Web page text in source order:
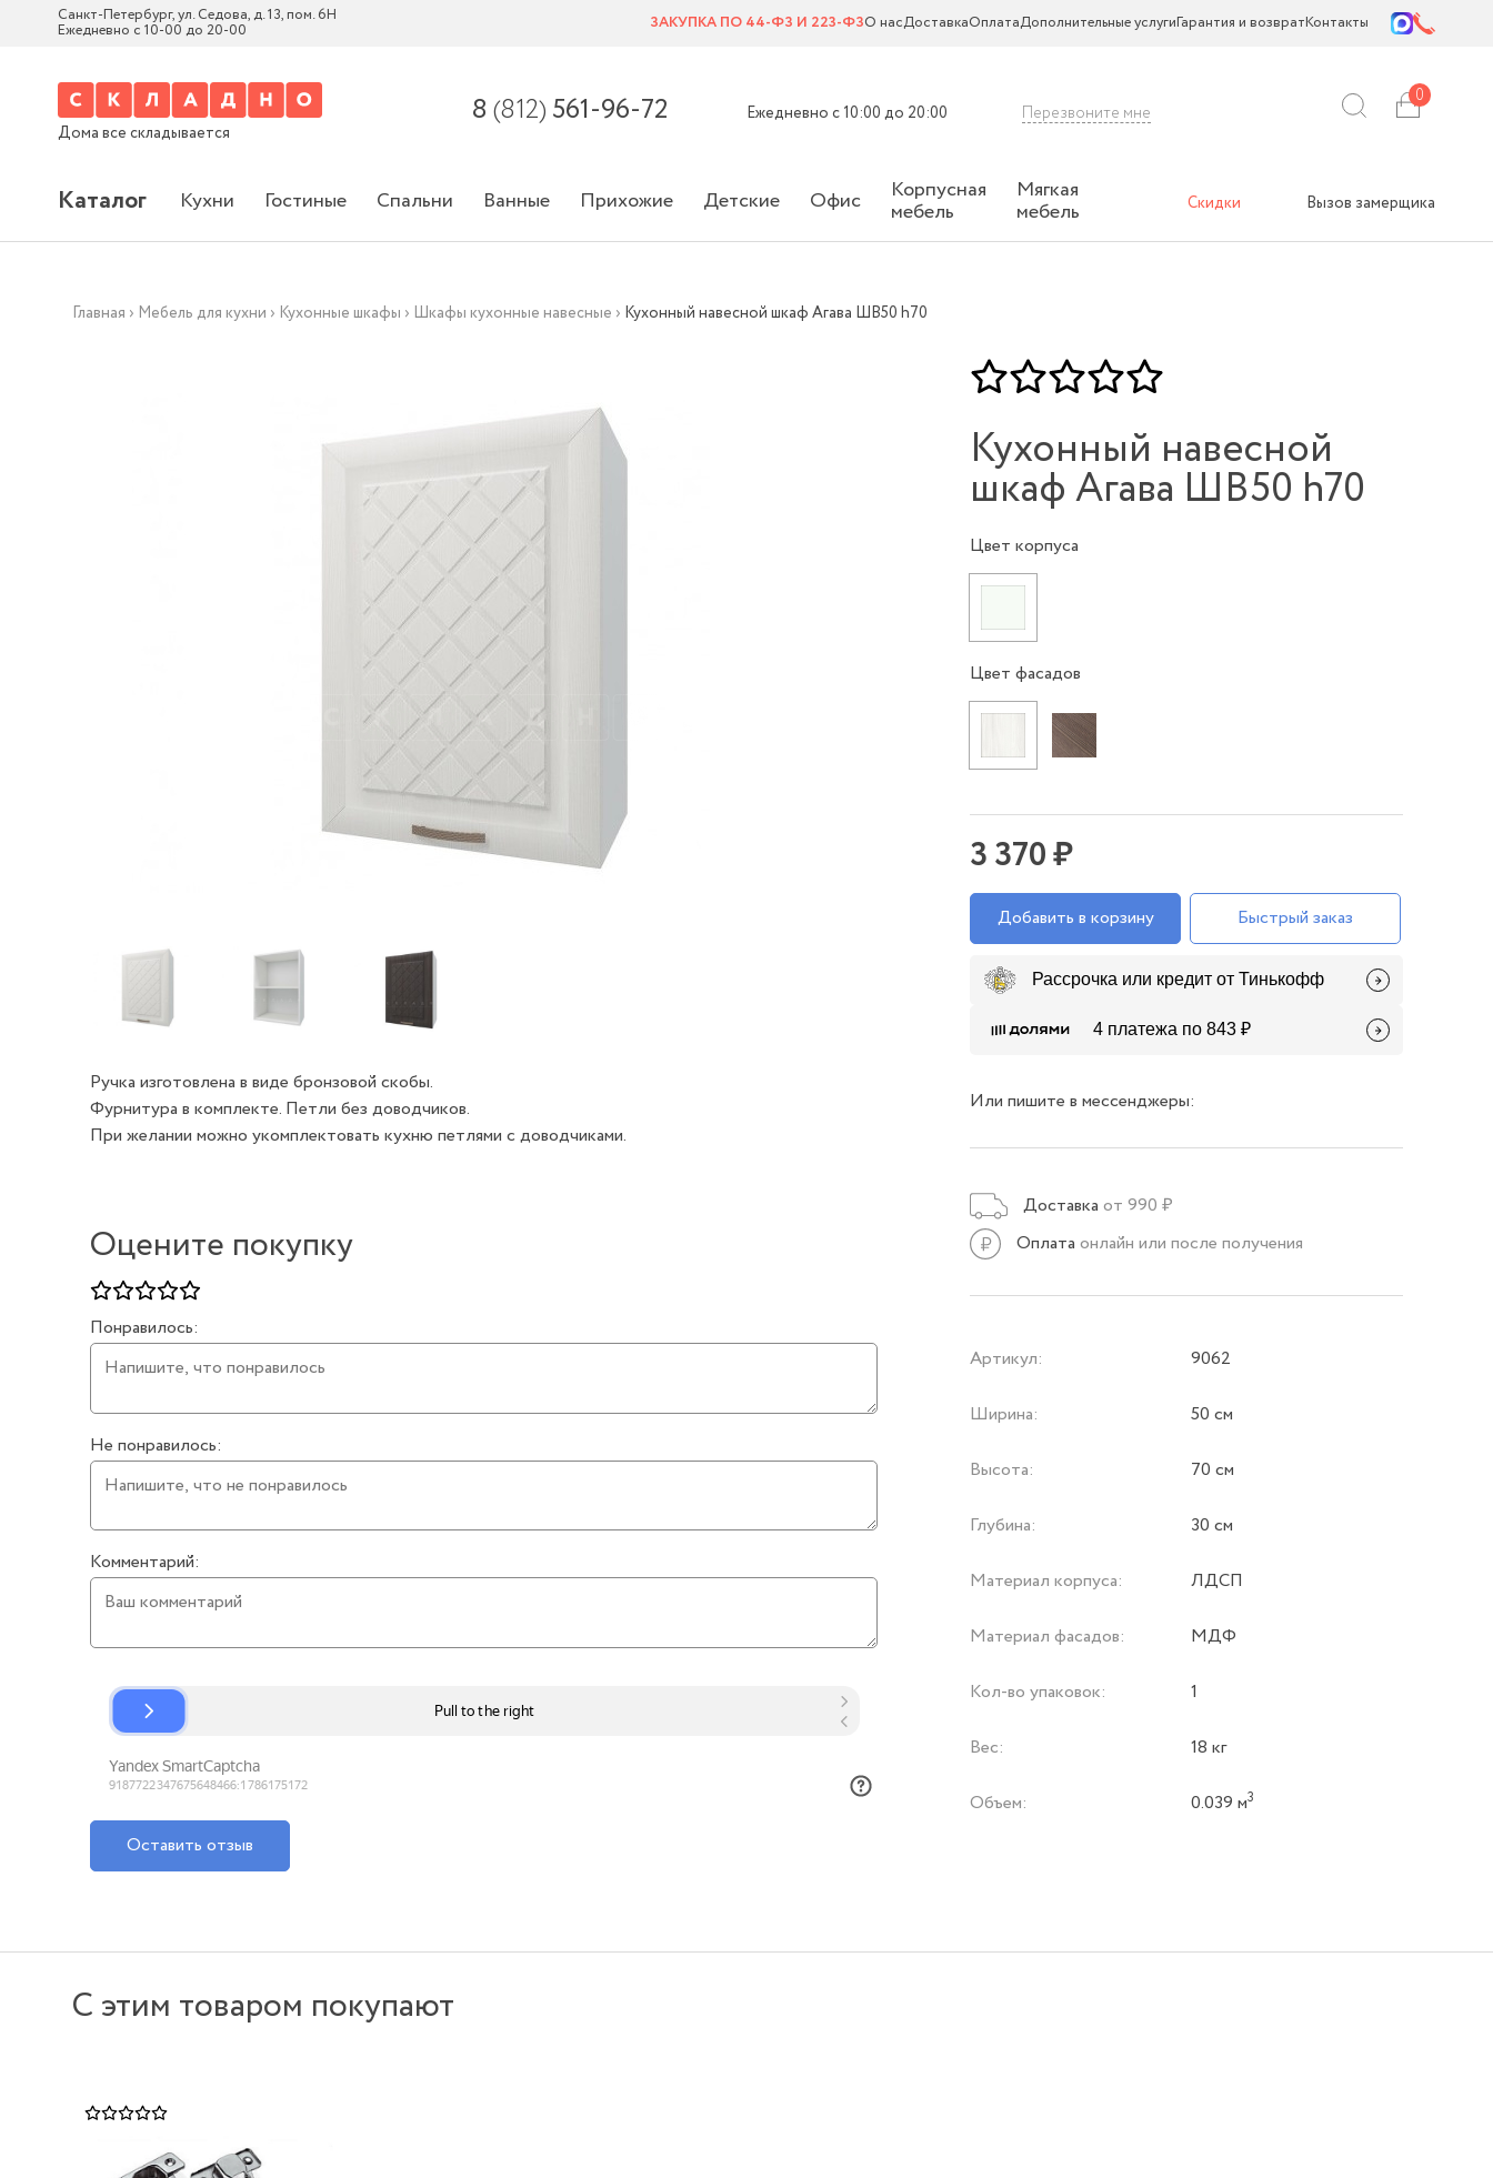
Санкт-Петербург, ул. Седова, д. 13, пом. 6Н
Ежедневно с 10-00 до 20-00 ЗАКУПКА ПО 44-ФЗ И 223-ФЗО насДоставкаОплатаДополнительные услугиГарантия и возвратКонтакты
Дома все складывается
8 (812) 561-96-72 Ежедневно с 10:00 до 20:00 Перезвоните мне
0
Каталог Кухни Гостиные Спальни Ванные Прихожие Детские Офис Корпусная
мебель
Мягкая
мебель Скидки Вызов замерщика
Главная › Мебель для кухни › Кухонные шкафы › Шкафы кухонные навесные › Кухонный навесной шкаф Агава ШВ50 h70
Ручка изготовлена в виде бронзовой скобы.
Фурнитура в комплекте. Петли без доводчиков.
При желании можно укомплектовать кухню петлями с доводчиками.
Оцените покупку
Понравилось:
Не понравилось:
Комментарий:
Оставить отзыв
Кухонный навесной
шкаф Агава ШВ50 h70
Цвет корпуса
Цвет фасадов
3 370 ₽
Добавить в корзину Быстрый заказ
Рассрочка или кредит от Тинькофф
4 платежа по 843 ₽
Или пишите в мессенджеры:
Доставка от 990 ₽
Оплата онлайн или после получения
Артикул: 9062
Ширина: 50 см
Высота: 70 см
Глубина: 30 см
Материал корпуса: ЛДСП
Материал фасадов: МДФ
Кол-во упаковок: 1
Вес: 18 кг
Объем: 0.039 м3
С этим товаром покупают